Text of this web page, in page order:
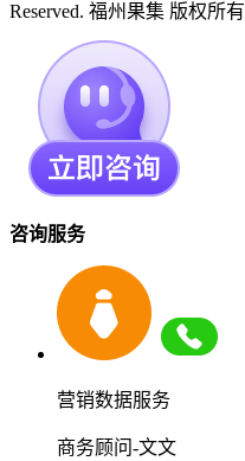
Reserved. 福州果集 版权所有
咨询服务
营销数据服务
商务顾问-文文